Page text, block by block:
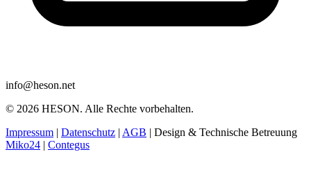
info@heson.net
© 2026 HESON. Alle Rechte vorbehalten.
Impressum | Datenschutz | AGB | Design & Technische Betreuung
Miko24 | Contegus